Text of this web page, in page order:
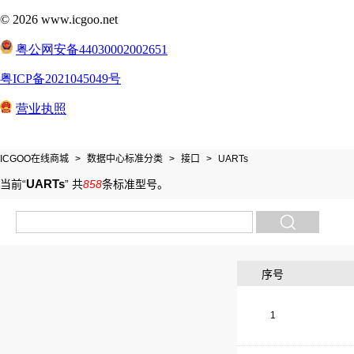
ICGOO在线商城 > 数据中心标准分类 > 接口 > UARTs
当前“UARTs” 共858条标准型号。
序号
1